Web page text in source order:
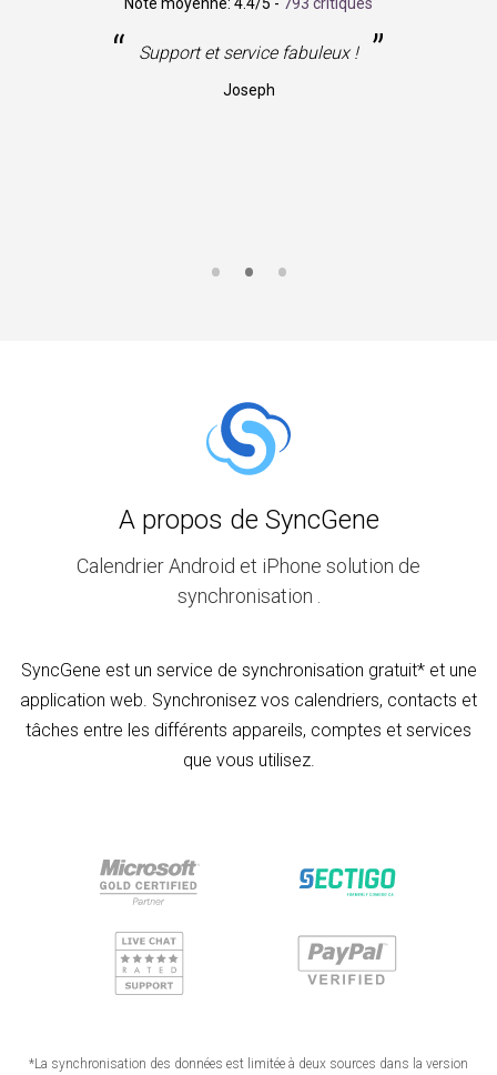
“ Support et service fabuleux ! ”
Joseph
A propos de SyncGene
Calendrier Android et iPhone solution de
synchronisation .
SyncGene est un service de synchronisation gratuit* et une
application web. Synchronisez vos calendriers, contacts et
tâches entre les différents appareils, comptes et services
que vous utilisez.
*La synchronisation des données est limitée à deux sources dans la version